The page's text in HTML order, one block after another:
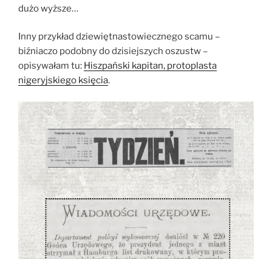
dużo wyższe…
Inny przykład dziewiętnastowiecznego scamu –
biźniaczo podobny do dzisiejszych oszustw –
opisywałam tu: Hiszpański kapitan, protoplasta
nigeryjskiego księcia.